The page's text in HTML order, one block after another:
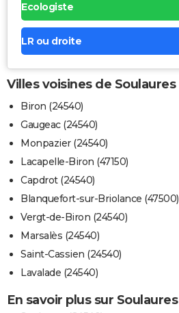
Ecologiste
LR ou droite
Villes voisines de Soulaures
Biron (24540)
Gaugeac (24540)
Monpazier (24540)
Lacapelle-Biron (47150)
Capdrot (24540)
Blanquefort-sur-Briolance (47500)
Vergt-de-Biron (24540)
Marsalès (24540)
Saint-Cassien (24540)
Lavalade (24540)
En savoir plus sur Soulaures